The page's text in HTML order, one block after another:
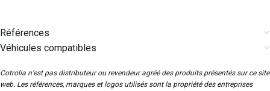
Références
Véhicules compatibles
Cotrolia n’est pas distributeur ou revendeur agréé des produits présentés sur ce site
web. Les références, marques et logos utilisés sont la propriété des entreprises